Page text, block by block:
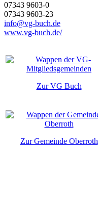
07343 9603-0
07343 9603-23
info@vg-buch.de
www.vg-buch.de/
Zur VG Buch
Zur Gemeinde Oberroth